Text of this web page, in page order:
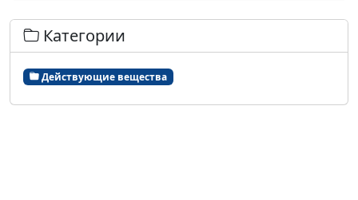
Категории
Действующие вещества